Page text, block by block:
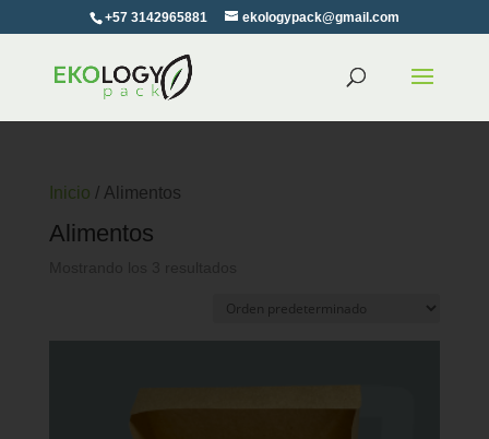
+57 3142965881 ekologypack@gmail.com
Inicio / Alimentos
Alimentos